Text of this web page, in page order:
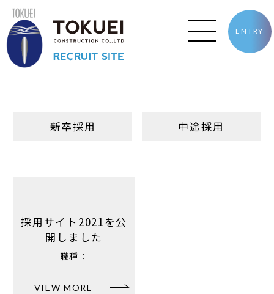
ENTRY
新卒採用 中途採用
採用サイト2021を公
開しました
職種：
VIEW MORE